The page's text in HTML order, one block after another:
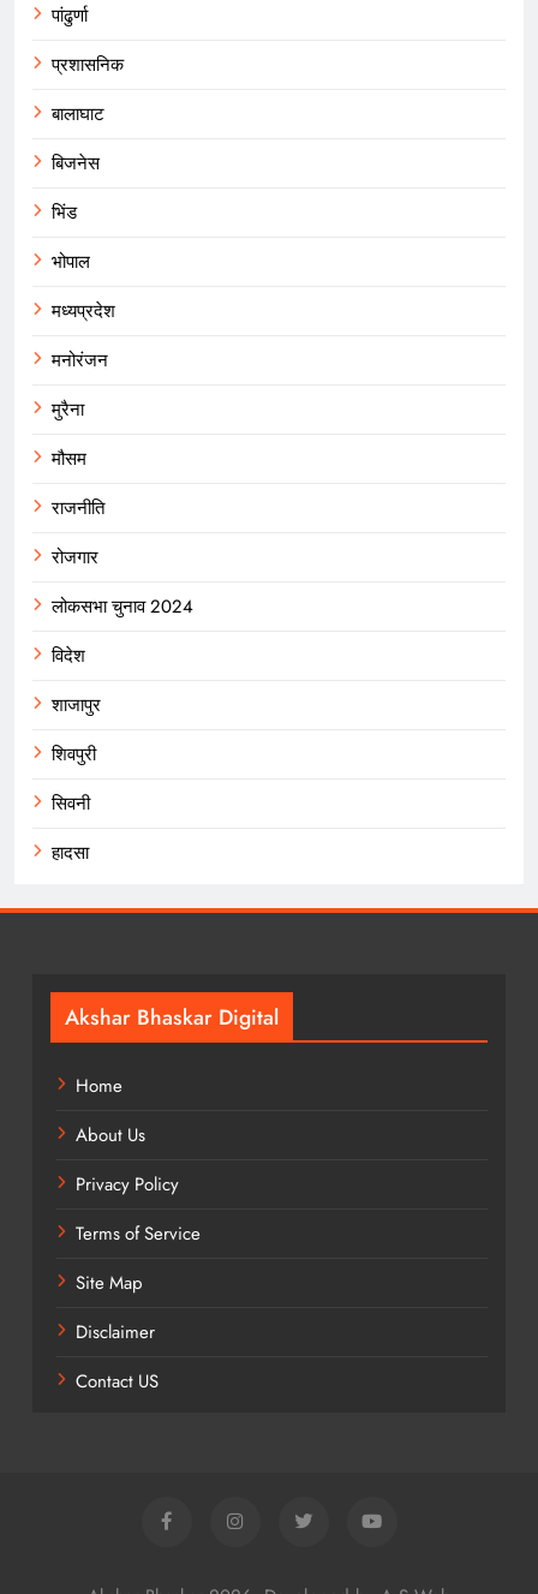
पांढुर्णा
प्रशासनिक
बालाघाट
बिजनेस
भिंड
भोपाल
मध्यप्रदेश
मनोरंजन
मुरैना
मौसम
राजनीति
रोजगार
लोकसभा चुनाव 2024
विदेश
शाजापुर
शिवपुरी
सिवनी
हादसा
Akshar Bhaskar Digital
Home
About Us
Privacy Policy
Terms of Service
Site Map
Disclaimer
Contact US